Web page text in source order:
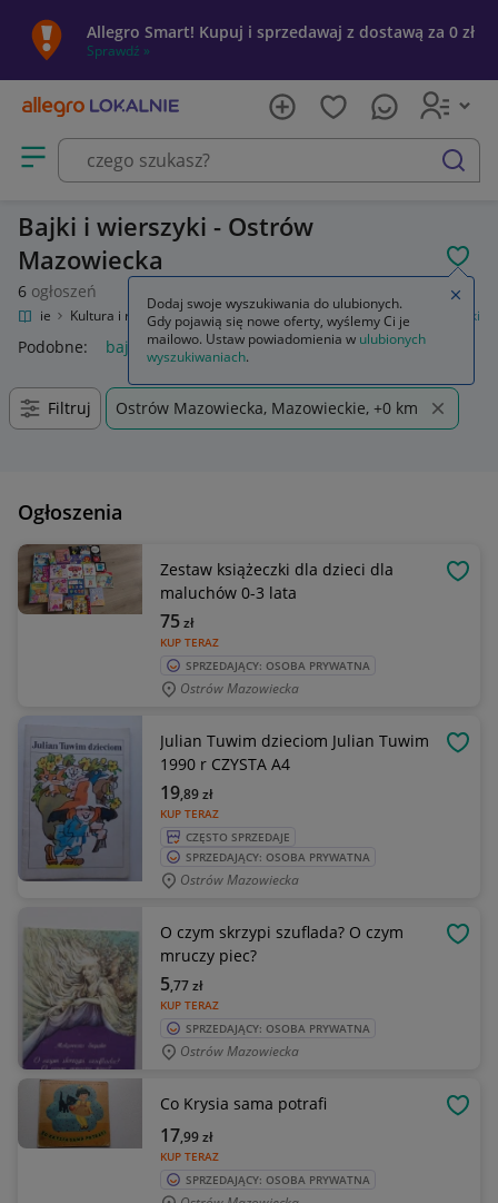
Allegro Smart! Kupuj i sprzedawaj z dostawą za 0 zł
Sprawdź »
Otwórz menu z kategoriami
szukaj
Bajki i wierszyki - Ostrów
Mazowiecka
6 ogłoszeń
Kultura i rozrywka Książki Książki dla dzieci Bajki i wierszyki
Podobne: bajki i wierszyki
Filtruj Ostrów Mazowiecka, Mazowieckie, +0 km
Ogłoszenia
Zestaw książeczki dla dzieci dla
maluchów 0-3 lata
KUP TERAZ
75zł
SPRZEDAJĄCY: OSOBA PRYWATNA
Ostrów Mazowiecka
Julian Tuwim dzieciom Julian Tuwim
1990 r CZYSTA A4
KUP TERAZ
19,89zł
CZĘSTO SPRZEDAJE
SPRZEDAJĄCY: OSOBA PRYWATNA
Ostrów Mazowiecka
O czym skrzypi szuflada? O czym
mruczy piec?
KUP TERAZ
5,77zł
SPRZEDAJĄCY: OSOBA PRYWATNA
Ostrów Mazowiecka
Co Krysia sama potrafi
KUP TERAZ
17,99zł
SPRZEDAJĄCY: OSOBA PRYWATNA
Dodaj swoje wyszukiwania do ulubionych.
Gdy pojawią się nowe oferty, wyślemy Ci je
mailowo. Ustaw powiadomienia w ulubionych
wyszukiwaniach.